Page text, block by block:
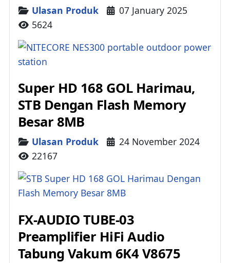
Details
Ulasan Produk
07 January 2025
5624
Super HD 168 GOL Harimau,
STB Dengan Flash Memory
Besar 8MB
Details
Ulasan Produk
24 November 2024
22167
FX-AUDIO TUBE-03
Preamplifier HiFi Audio
Tabung Vakum 6K4 V8675